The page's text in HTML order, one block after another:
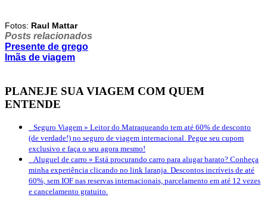
Fotos: Raul Mattar
Posts relacionados
Presente de grego
Imãs de viagem
PLANEJE SUA VIAGEM COM QUEM
ENTENDE
Seguro Viagem » Leitor do Matraqueando tem até 60% de desconto
(de verdade!) no seguro de viagem internacional. Pegue seu cupom
exclusivo e faça o seu agora mesmo!
Aluguel de carro » Está procurando carro para alugar barato? Conheça
minha experiência clicando no link laranja. Descontos incríveis de até
60%, sem IOF nas reservas internacionais, parcelamento em até 12 vezes
e cancelamento gratuito.